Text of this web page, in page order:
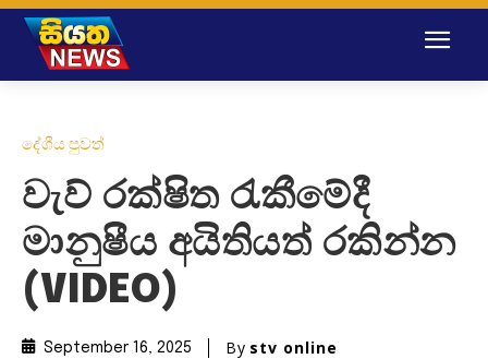
දේශීය පුවත්
වැව් රක්ෂිත රැකීමේදී
මානුෂීය අයිතියත් රකින්න
(VIDEO)
September 16, 2025 By stv online